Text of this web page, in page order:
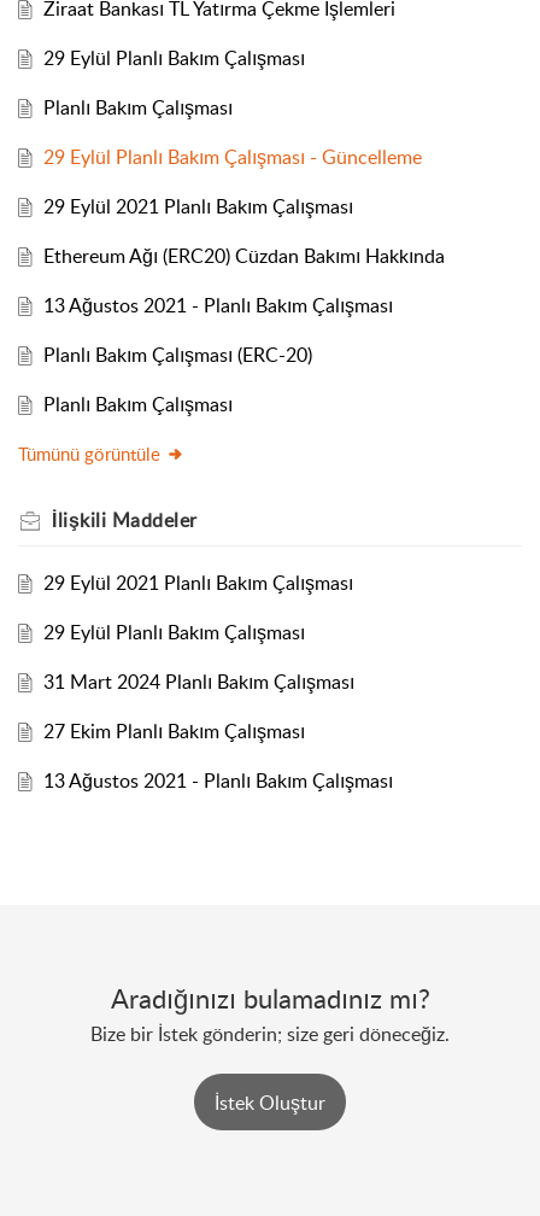
Ziraat Bankası TL Yatırma Çekme İşlemleri
29 Eylül Planlı Bakım Çalışması
Planlı Bakım Çalışması
29 Eylül Planlı Bakım Çalışması - Güncelleme
29 Eylül 2021 Planlı Bakım Çalışması
Ethereum Ağı (ERC20) Cüzdan Bakımı Hakkında
13 Ağustos 2021 - Planlı Bakım Çalışması
Planlı Bakım Çalışması (ERC-20)
Planlı Bakım Çalışması
Tümünü görüntüle
İlişkili Maddeler
29 Eylül 2021 Planlı Bakım Çalışması
29 Eylül Planlı Bakım Çalışması
31 Mart 2024 Planlı Bakım Çalışması
27 Ekim Planlı Bakım Çalışması
13 Ağustos 2021 - Planlı Bakım Çalışması
Aradığınızı bulamadınız mı?
Bize bir İstek gönderin; size geri döneceğiz.
İstek Oluştur